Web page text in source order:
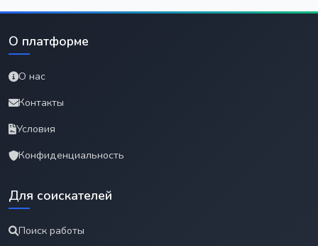
О платформе
О нас
Контакты
Условия
Конфиденциальность
Для соискателей
Поиск работы